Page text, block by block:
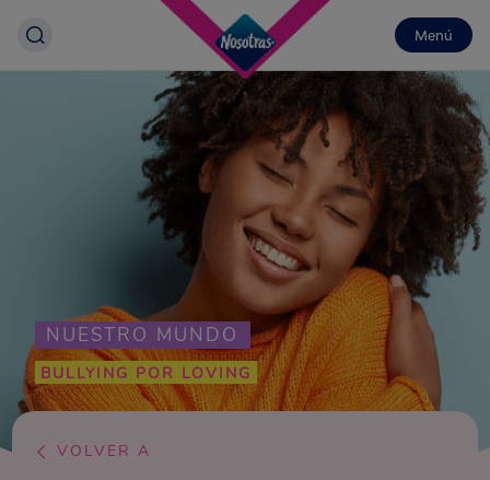
Menú
NUESTRO MUNDO
BULLYING POR LOVING
VOLVER A